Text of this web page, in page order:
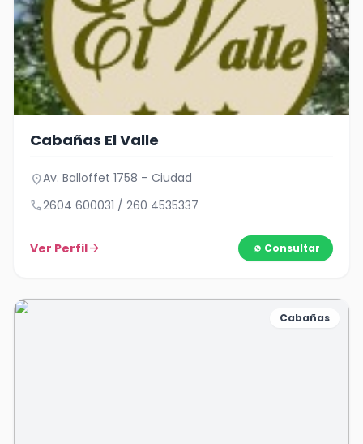
Cabañas El Valle
location_onAv. Balloffet 1758 – Ciudad
call2604 600031 / 260 4535337
Ver Perfilarrow_forward Consultar
Cabañas